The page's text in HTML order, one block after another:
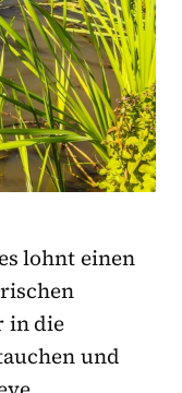
lohnt einen
in die
und